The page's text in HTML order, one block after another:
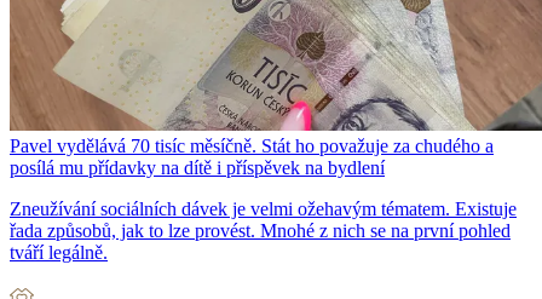
Pavel vydělává 70 tisíc měsíčně. Stát ho považuje za chudého a
posílá mu přídavky na dítě i příspěvek na bydlení
Zneužívání sociálních dávek je velmi ožehavým tématem. Existuje
řada způsobů, jak to lze provést. Mnohé z nich se na první pohled
tváří legálně.